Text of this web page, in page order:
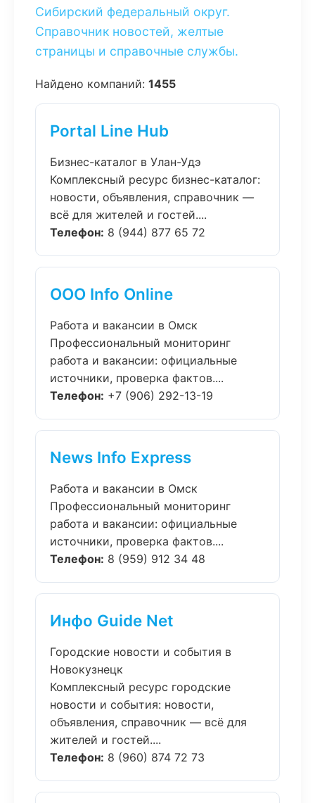
Сибирский федеральный округ.
Справочник новостей, желтые
страницы и справочные службы.
Найдено компаний: 1455
Portal Line Hub
Бизнес-каталог в Улан-Удэ
Комплексный ресурс бизнес-каталог:
новости, объявления, справочник —
всё для жителей и гостей....
Телефон: 8 (944) 877 65 72
ООО Info Online
Работа и вакансии в Омск
Профессиональный мониторинг
работа и вакансии: официальные
источники, проверка фактов....
Телефон: +7 (906) 292-13-19
News Info Express
Работа и вакансии в Омск
Профессиональный мониторинг
работа и вакансии: официальные
источники, проверка фактов....
Телефон: 8 (959) 912 34 48
Инфо Guide Net
Городские новости и события в
Новокузнецк
Комплексный ресурс городские
новости и события: новости,
объявления, справочник — всё для
жителей и гостей....
Телефон: 8 (960) 874 72 73